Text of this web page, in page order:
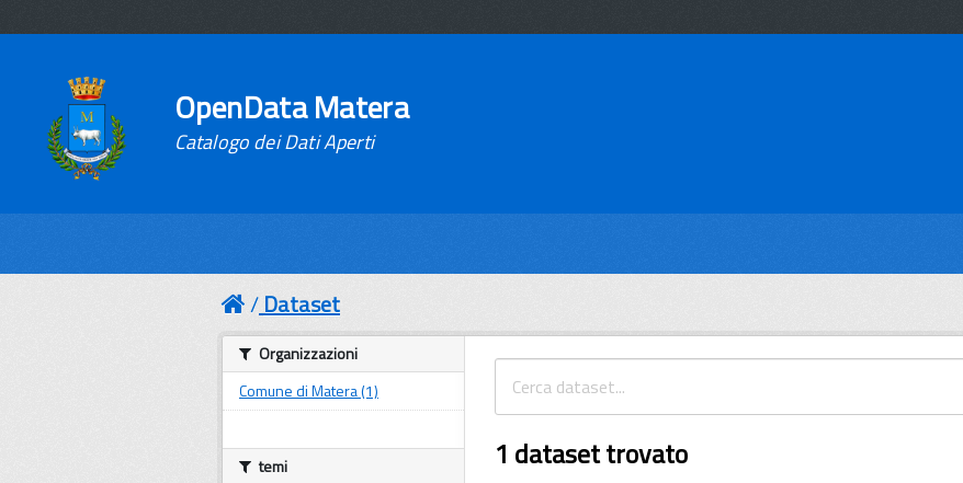
OpenData Matera
Catalogo dei Dati Aperti
Dataset
1 dataset trovato
Organizzazioni
Comune di Matera (1)
temi